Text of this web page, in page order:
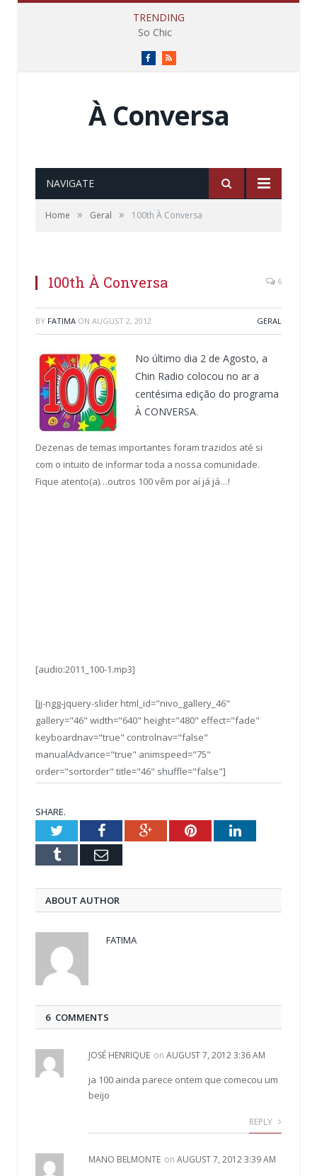
TRENDING
So Chic
FacebookRSS
À Conversa
NAVIGATE
Home » Geral » 100th À Conversa
100th À Conversa 6
BY FATIMA ON AUGUST 2, 2012 GERAL
No último dia 2 de Agosto, a
Chin Radio colocou no ar a
centésima edição do programa
À CONVERSA.
Dezenas de temas importantes foram trazidos até si
com o intuito de informar toda a nossa comunidade.
Fique atento(a)…outros 100 vêm por aí já já…!
[audio:2011_100-1.mp3]
[jj-ngg-jquery-slider html_id="nivo_gallery_46"
gallery="46" width="640" height="480" effect="fade"
keyboardnav="true" controlnav="false"
manualAdvance="true" animspeed="75"
order="sortorder" title="46" shuffle="false"]
SHARE.
TwitterFacebookGoogle+PinterestLinkedIn
Tumblr Email
ABOUT AUTHOR
FATIMA
6 COMMENTS
JOSÉ HENRIQUE on AUGUST 7, 2012 3:36 AM
ja 100 ainda parece ontem que comecou um
beijo
REPLY
MANO BELMONTE on AUGUST 7, 2012 3:39 AM